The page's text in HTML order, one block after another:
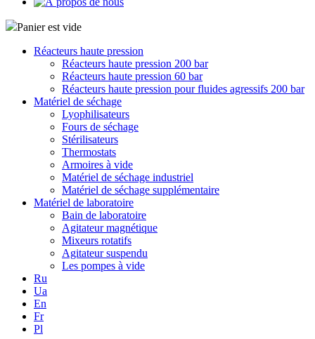
Panier est vide
Réacteurs haute pression
Réacteurs haute pression 200 bar
Réacteurs haute pression 60 bar
Réacteurs haute pression pour fluides agressifs 200 bar
Matériel de séchage
Lyophilisateurs
Fours de séchage
Stérilisateurs
Thermostats
Armoires à vide
Matériel de séchage industriel
Matériel de séchage supplémentaire
Matériel de laboratoire
Bain de laboratoire
Agitateur magnétique
Mixeurs rotatifs
Agitateur suspendu
Les pompes à vide
Ru
Ua
En
Fr
Pl